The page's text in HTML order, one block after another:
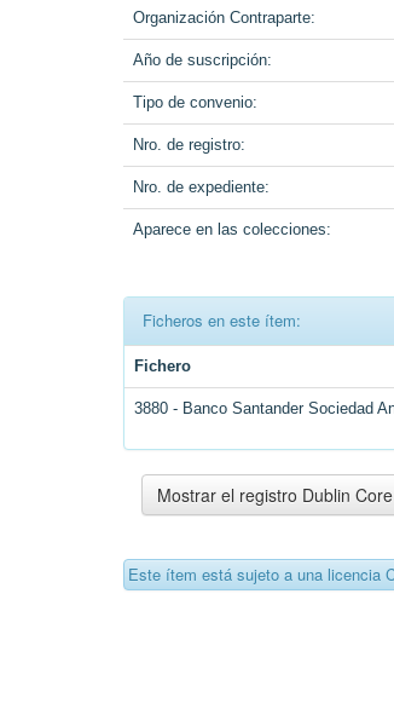
Organización Contraparte:
Año de suscripción:
Tipo de convenio:
Nro. de registro:
Nro. de expediente:
Aparece en las colecciones:
Ficheros en este ítem:
Fichero
3880 - Banco Santander Sociedad
Mostrar el registro Dublin
Este ítem está sujeto a una licencia